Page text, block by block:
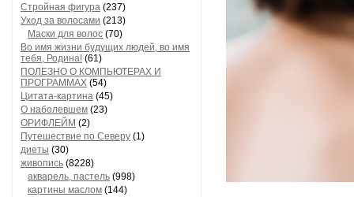
Стройная фигура (237)
Уход за волосами (213)
Маски для волос (70)
Во имя жизни будущих людей, во имя
тебя, Родина! (61)
ПОЛЕЗНО О КОМПЬЮТЕРАХ И
ПРОГРАММАХ (54)
Цитата-картина (45)
О наболевшем (23)
ОРИФЛЕЙМ (2)
Путешествие по Северу (1)
диеты (30)
живопись (8228)
акварель, пастель (998)
картины маслом (144)